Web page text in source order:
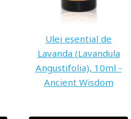
Ulei esential de
Lavanda (Lavandula
Angustifolia), 10ml -
Ancient Wisdom